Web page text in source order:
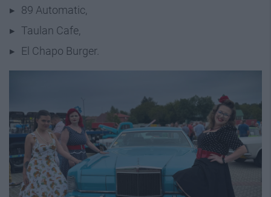
89 Automatic,
Taulan Cafe,
El Chapo Burger.